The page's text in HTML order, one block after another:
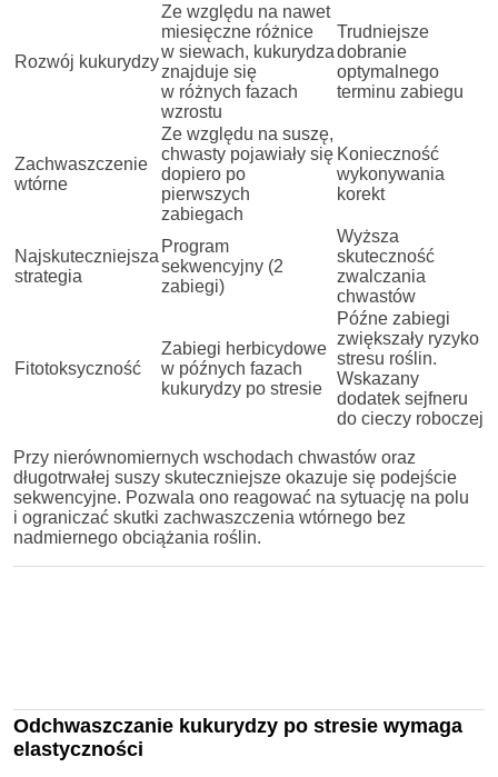
Rozwój kukurydzy
Ze względu na nawet
miesięczne różnice
w siewach, kukurydza
znajduje się
w różnych fazach
wzrostu
Trudniejsze
dobranie
optymalnego
terminu zabiegu
Zachwaszczenie
wtórne
Ze względu na suszę,
chwasty pojawiały się
dopiero po
pierwszych
zabiegach
Konieczność
wykonywania
korekt
Najskuteczniejsza
strategia
Program
sekwencyjny (2
zabiegi)
Wyższa
skuteczność
zwalczania
chwastów
Fitotoksyczność
Zabiegi herbicydowe
w późnych fazach
kukurydzy po stresie
Późne zabiegi
zwiększały ryzyko
stresu roślin.
Wskazany
dodatek sejfneru
do cieczy roboczej
Przy nierównomiernych wschodach chwastów oraz
długotrwałej suszy skuteczniejsze okazuje się podejście
sekwencyjne. Pozwala ono reagować na sytuację na polu
i ograniczać skutki zachwaszczenia wtórnego bez
nadmiernego obciążania roślin.
Odchwaszczanie kukurydzy po stresie wymaga
elastyczności